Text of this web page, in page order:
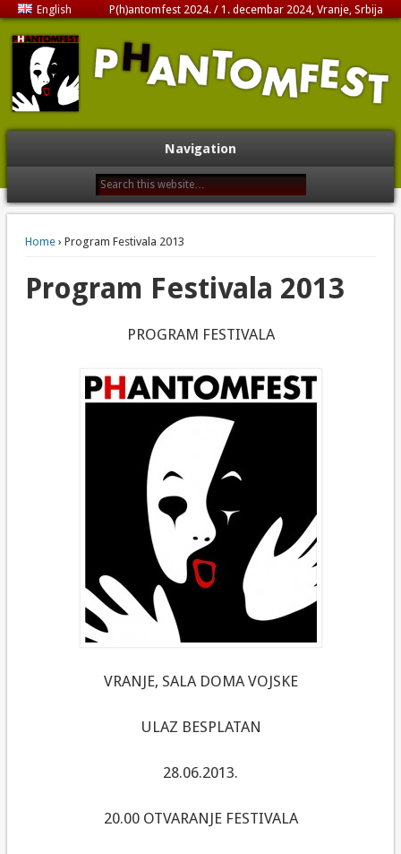
English P(h)antomfest 2024. / 1. decembar 2024, Vranje, Srbija
Navigation
Home› Program Festivala 2013
Program Festivala 2013
PROGRAM FESTIVALA
VRANJE, SALA DOMA VOJSKE
ULAZ BESPLATAN
28.06.2013.
20.00 OTVARANJE FESTIVALA